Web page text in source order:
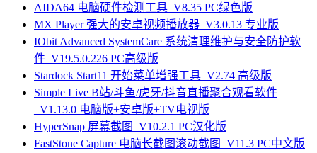
AIDA64 电脑硬件检测工具_V8.35 PC绿色版
MX Player 强大的安卓视频播放器_V3.0.13 专业版
IObit Advanced SystemCare 系统清理维护与安全防护软
件_V19.5.0.226 PC高级版
Stardock Start11 开始菜单增强工具_V2.74 高级版
Simple Live B站/斗鱼/虎牙/抖音直播聚合观看软件
_V1.13.0 电脑版+安卓版+TV电视版
HyperSnap 屏幕截图_V10.2.1 PC汉化版
FastStone Capture 电脑长截图滚动截图_V11.3 PC中文版